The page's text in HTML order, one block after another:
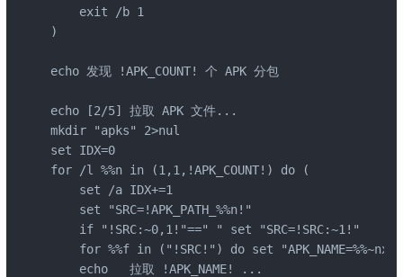
    exit /b 1
)
echo 发现 !APK_COUNT! 个 APK 分包
echo [2/5] 拉取 APK 文件...
mkdir "apks" 2>nul
set IDX=0
for /l %%n in (1,1,!APK_COUNT!) do (
    set /a IDX+=1
    set "SRC=!APK_PATH_%%n!"
    if "!SRC:~0,1!"==" " set "SRC=!SRC:~1!"
    for %%f in ("!SRC!") do set "APK_NAME=%%~nxf"
    echo   拉取 !APK_NAME! ...